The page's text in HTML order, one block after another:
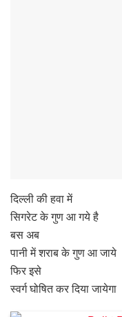
दिल्ली की हवा में
सिगरेट के गुण आ गये है
बस अब
पानी में शराब के गुण आ जाये
फिर इसे
स्वर्ग घोषित कर दिया जायेगा